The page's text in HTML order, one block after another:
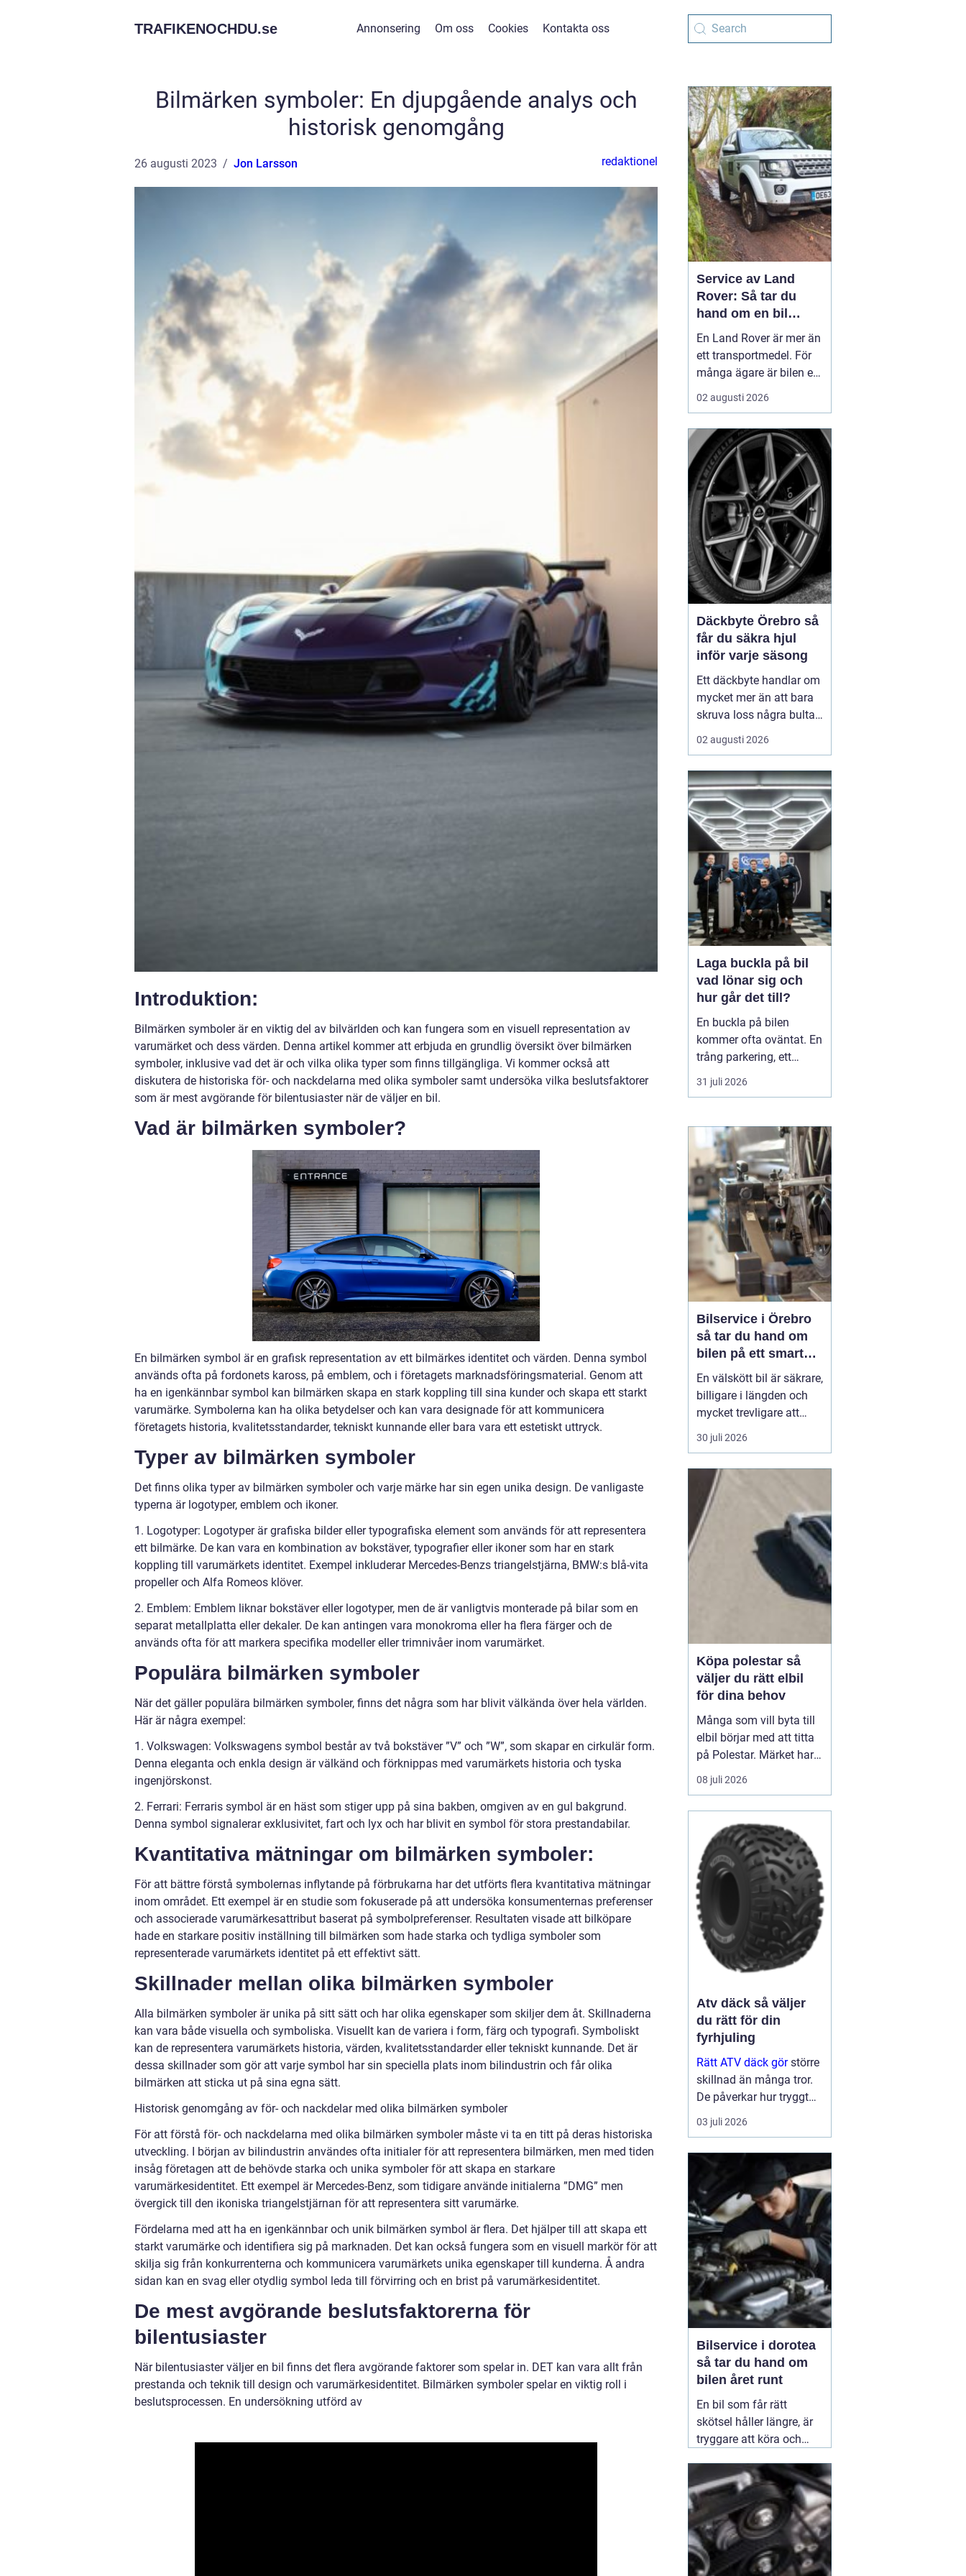
TRAFIKENOCHDU.se Annonsering Om oss Cookies Kontakta oss
Bilmärken symboler: En djupgående analys och
historisk genomgång
26 augusti 2023 Jon Larsson redaktionel
Introduktion:
Bilmärken symboler är en viktig del av bilvärlden och kan fungera som en visuell representation av
varumärket och dess värden. Denna artikel kommer att erbjuda en grundlig översikt över bilmärken
symboler, inklusive vad det är och vilka olika typer som finns tillgängliga. Vi kommer också att
diskutera de historiska för- och nackdelarna med olika symboler samt undersöka vilka beslutsfaktorer
som är mest avgörande för bilentusiaster när de väljer en bil.
Vad är bilmärken symboler?
En bilmärken symbol är en grafisk representation av ett bilmärkes identitet och värden. Denna symbol
används ofta på fordonets kaross, på emblem, och i företagets marknadsföringsmaterial. Genom att
ha en igenkännbar symbol kan bilmärken skapa en stark koppling till sina kunder och skapa ett starkt
varumärke. Symbolerna kan ha olika betydelser och kan vara designade för att kommunicera
företagets historia, kvalitetsstandarder, tekniskt kunnande eller bara vara ett estetiskt uttryck.
Typer av bilmärken symboler
Det finns olika typer av bilmärken symboler och varje märke har sin egen unika design. De vanligaste
typerna är logotyper, emblem och ikoner.
1. Logotyper: Logotyper är grafiska bilder eller typografiska element som används för att representera
ett bilmärke. De kan vara en kombination av bokstäver, typografier eller ikoner som har en stark
koppling till varumärkets identitet. Exempel inkluderar Mercedes-Benzs triangelstjärna, BMW:s blå-vita
propeller och Alfa Romeos klöver.
2. Emblem: Emblem liknar bokstäver eller logotyper, men de är vanligtvis monterade på bilar som en
separat metallplatta eller dekaler. De kan antingen vara monokroma eller ha flera färger och de
används ofta för att markera specifika modeller eller trimnivåer inom varumärket.
Populära bilmärken symboler
När det gäller populära bilmärken symboler, finns det några som har blivit välkända över hela världen.
Här är några exempel:
1. Volkswagen: Volkswagens symbol består av två bokstäver ”V” och ”W”, som skapar en cirkulär form.
Denna eleganta och enkla design är välkänd och förknippas med varumärkets historia och tyska
ingenjörskonst.
2. Ferrari: Ferraris symbol är en häst som stiger upp på sina bakben, omgiven av en gul bakgrund.
Denna symbol signalerar exklusivitet, fart och lyx och har blivit en symbol för stora prestandabilar.
Kvantitativa mätningar om bilmärken symboler:
För att bättre förstå symbolernas inflytande på förbrukarna har det utförts flera kvantitativa mätningar
inom området. Ett exempel är en studie som fokuserade på att undersöka konsumenternas preferenser
och associerade varumärkesattribut baserat på symbolpreferenser. Resultaten visade att bilköpare
hade en starkare positiv inställning till bilmärken som hade starka och tydliga symboler som
representerade varumärkets identitet på ett effektivt sätt.
Skillnader mellan olika bilmärken symboler
Alla bilmärken symboler är unika på sitt sätt och har olika egenskaper som skiljer dem åt. Skillnaderna
kan vara både visuella och symboliska. Visuellt kan de variera i form, färg och typografi. Symboliskt
kan de representera varumärkets historia, värden, kvalitetsstandarder eller tekniskt kunnande. Det är
dessa skillnader som gör att varje symbol har sin speciella plats inom bilindustrin och får olika
bilmärken att sticka ut på sina egna sätt.
Historisk genomgång av för- och nackdelar med olika bilmärken symboler
För att förstå för- och nackdelarna med olika bilmärken symboler måste vi ta en titt på deras historiska
utveckling. I början av bilindustrin användes ofta initialer för att representera bilmärken, men med tiden
insåg företagen att de behövde starka och unika symboler för att skapa en starkare
varumärkesidentitet. Ett exempel är Mercedes-Benz, som tidigare använde initialerna ”DMG” men
övergick till den ikoniska triangelstjärnan för att representera sitt varumärke.
Fördelarna med att ha en igenkännbar och unik bilmärken symbol är flera. Det hjälper till att skapa ett
starkt varumärke och identifiera sig på marknaden. Det kan också fungera som en visuell markör för att
skilja sig från konkurrenterna och kommunicera varumärkets unika egenskaper till kunderna. Å andra
sidan kan en svag eller otydlig symbol leda till förvirring och en brist på varumärkesidentitet.
De mest avgörande beslutsfaktorerna för
bilentusiaster
När bilentusiaster väljer en bil finns det flera avgörande faktorer som spelar in. DET kan vara allt från
prestanda och teknik till design och varumärkesidentitet. Bilmärken symboler spelar en viktig roll i
beslutsprocessen. En undersökning utförd av
Service av Land
Rover: Så tar du
hand om en bil
byggd för tuffa
uppdrag
En Land Rover är mer än
ett transportmedel. För
många ägare är bilen ett
arbetsredskap, ett
fritidsprojekt och en del
spelar service en
avgörande roll. Rätt
skött kan...
02 augusti 2026
Däckbyte Örebro så
får du säkra hjul
inför varje säsong
Ett däckbyte handlar om
mycket mer än att bara
skruva loss några bultar.
För bilägare i Örebro kan
skillnaden mellan bra
tydligt när första
snöfallet kommer, eller
när sommarregnet gör
vägarna hala. Med rätt
kunskap om däck, da...
02 augusti 2026
Laga buckla på bil
vad lönar sig och
hur går det till?
En buckla på bilen
kommer ofta oväntat. En
trång parkering, ett
dörruppslag utanför
mataffären eller ett
Många blir osäkra direkt:
ska man anmäla till
försäkringen, åka till en
plåtverkstad eller går det
att fixa snabbt och smi...
31 juli 2026
Bilservice i Örebro
så tar du hand om
bilen på ett smart
sätt
En välskött bil är säkrare,
billigare i längden och
mycket trevligare att
köra. Trots det väntar
många bilägare i Örebro
och reparationer. I den
här artikeln får du en
enkel genomgång av
hu...
30 juli 2026
Köpa polestar så
väljer du rätt elbil
för dina behov
Många som vill byta till
elbil börjar med att titta
på Polestar. Märket har
blivit en symbol för
modern, elektrisk körning
hållbarhet går hand i
hand. Men hur vet du om
en Polestar passar dig,
och vilken modell som är
rätt val?...
08 juli 2026
Atv däck så väljer
du rätt för din
fyrhjuling
Rätt ATV däck görstörre
skillnad än många tror.
De påverkar hur tryggt
fyrhjulingen beter sig på
väg, hur effektivt den tar
och hur marken under
hjulen mår efteråt. Med
ge...
03 juli 2026
Bilservice i dorotea
så tar du hand om
bilen året runt
En bil som får rätt
skötsel håller längre, är
tryggare att köra och
värde. I norra Sverige,
med kalla vintrar, vägsalt
och långa avstånd, blir
bra service extra viktig.
Många som02 juli 2026